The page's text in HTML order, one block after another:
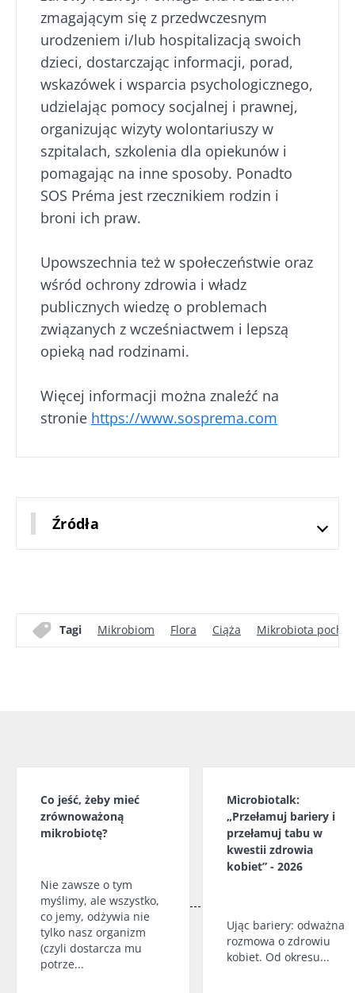
zmagającym się z przedwczesnym
urodzeniem i/lub hospitalizacją swoich
dzieci, dostarczając informacji, porad,
wskazówek i wsparcia psychologicznego,
udzielając pomocy socjalnej i prawnej,
organizując wizyty wolontariuszy w
szpitalach, szkolenia dla opiekunów i
pomagając na inne sposoby. Ponadto
SOS Préma jest rzecznikiem rodzin i
broni ich praw.
Upowszechnia też w społeczeństwie oraz
wśród ochrony zdrowia i władz
publicznych wiedzę o problemach
związanych z wcześniactwem i lepszą
opieką nad rodzinami.
Więcej informacji można znaleźć na
stronie https://www.sosprema.com
Źródła
Tagi Mikrobiom Flora Ciąża Mikrobiota
Co jeść, żeby mieć
zrównoważoną
mikrobiotę?
Nie zawsze o tym
myślimy, ale wszystko,
co jemy, odżywia nie
tylko nasz organizm
(czyli dostarcza mu
potrze...
Microbiotalk:
„Przełamuj bariery i
przełamuj tabu w
kwestii zdrowia
kobiet” - 2026
Ując bariery: odważna
rozmowa o zdrowiu
kobiet. Od okresu...